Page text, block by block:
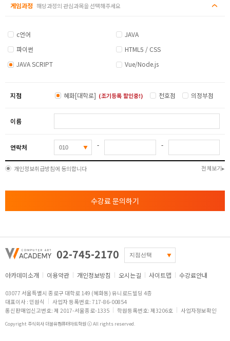
게임과정 해당과정의 관심과목을 선택해주세요
c언어
JAVA
파이썬
HTML5 / CSS
JAVA SCRIPT
Vue/Node.js
지점 혜화[대학로] (조기등록 할인중!) 천호점 의정부점
이름
연락처 - -
개인정보취급방침에 동의합니다 전체보기
수강료 문의하기
02-745-2170
아카데미소개 이용약관 개인정보방침 오시는길 사이트맵 수강료안내
03077 서울특별시 종로구 대학로 149 (혜화동) 유니로드빌딩 4층
대표이사 : 민원식
사업자 등록번호: 717-86-00854
통신판매업신고번호: 제 2017-서울종로-1335
학원등록번호: 제3206호 사업자정보확인
Copyright 주식회사 더블유컴퓨터아트학원 ⓒ All rights reserved.